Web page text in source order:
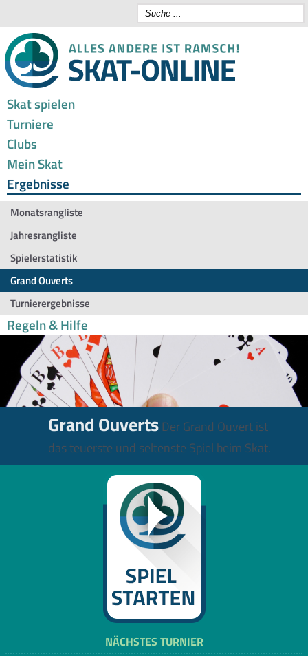
Skat spielen
Turniere
Clubs
Mein Skat
Ergebnisse
Monatsrangliste
Jahresrangliste
Spielerstatistik
Grand Ouverts
Turnierergebnisse
Regeln & Hilfe
Grand OuvertsDer Grand Ouvert ist
das teuerste und seltenste Spiel beim Skat.
NÄCHSTES TURNIER